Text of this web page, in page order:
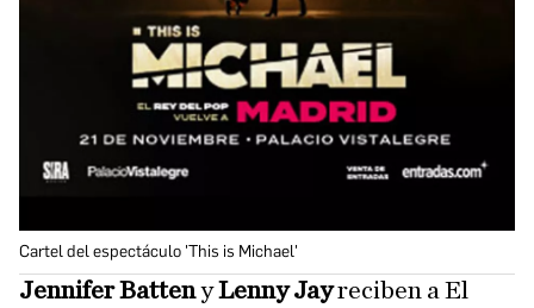
Cartel del espectáculo 'This is Michael'
Jennifer BattenyLenny Jayreciben a El